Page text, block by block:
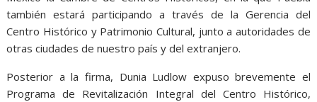
también estará participando a través de la Gerencia del
Centro Histórico y Patrimonio Cultural, junto a autoridades de
otras ciudades de nuestro país y del extranjero.
Posterior a la firma, Dunia Ludlow expuso brevemente el
Programa de Revitalización Integral del Centro Histórico,